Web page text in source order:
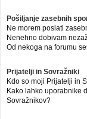
Pošiljanje zasebnih
Ne morem poslati
Nenehno dobivam
Od nekoga na forumu
Prijatelji in Sovražniki
Kdo so moji Prijatelji in
Kako lahko uporabnike
Sovražnikov?